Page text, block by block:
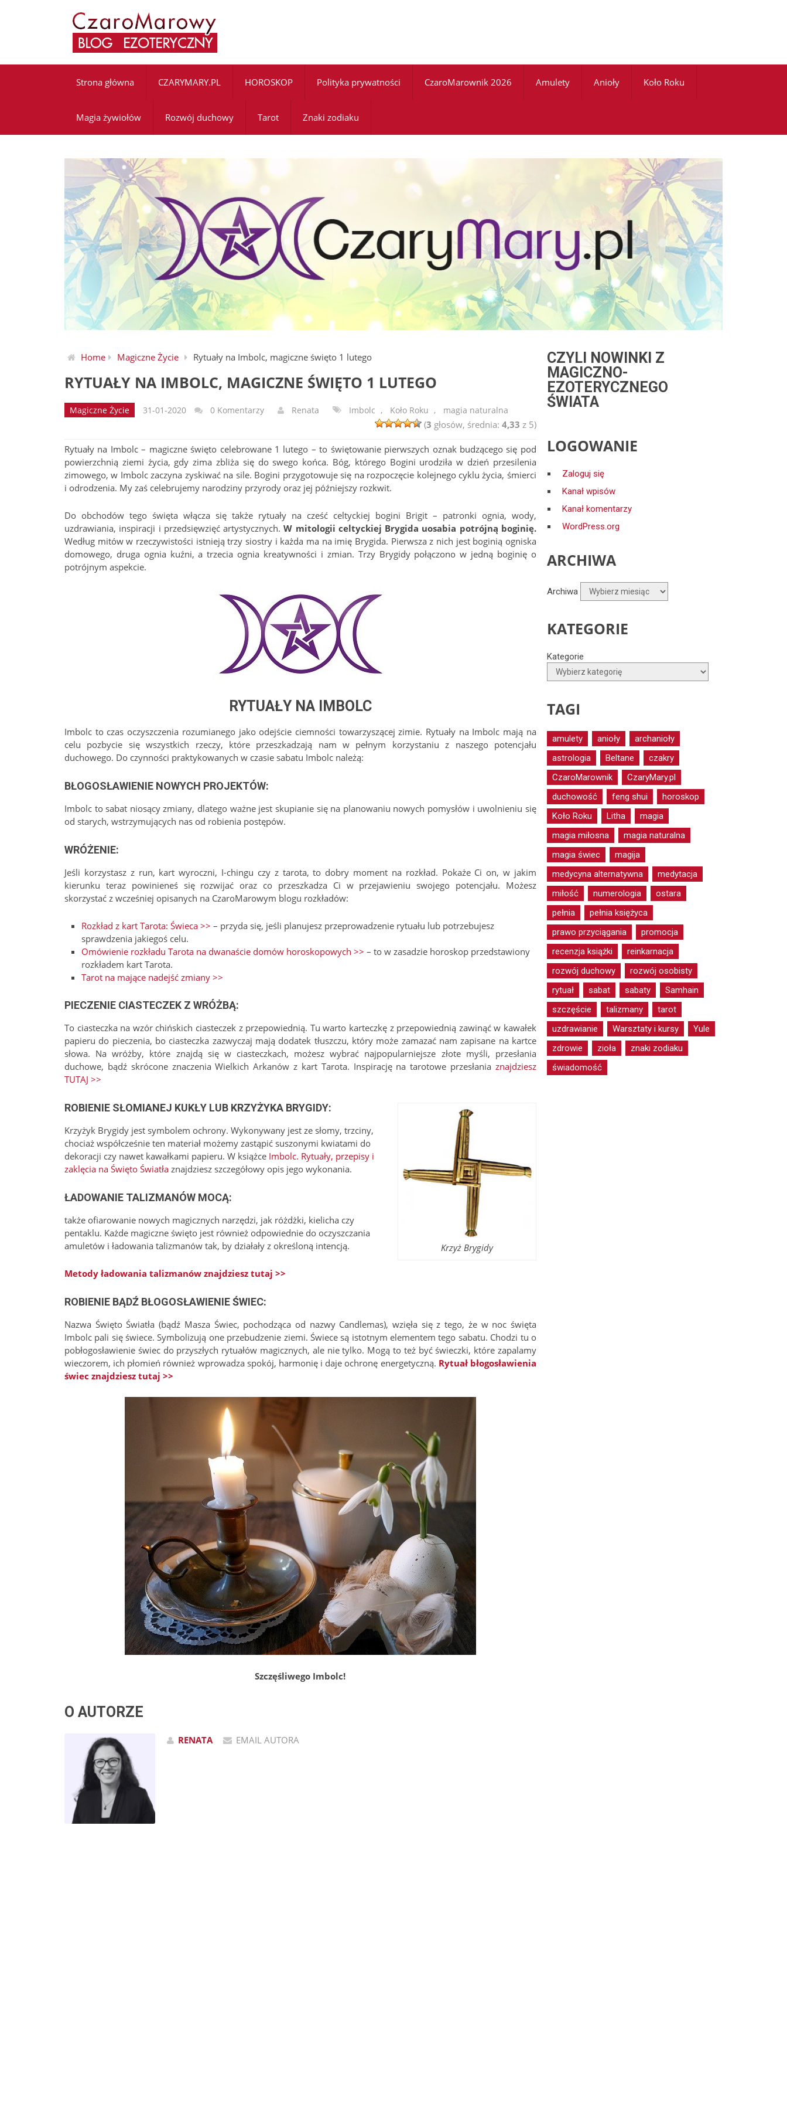
Strona główna CZARYMARY.PL HOROSKOP Polityka prywatności CzaroMarownik 2026 Amulety Anioły Koło Roku
Magia żywiołów Rozwój duchowy Tarot Znaki zodiaku
Home Magiczne Życie Rytuały na Imbolc, magiczne święto 1 lutego
RYTUAŁY NA IMBOLC, MAGICZNE ŚWIĘTO 1 LUTEGO
Magiczne Życie 31-01-2020 0 Komentarzy Renata Imbolc , Koło Roku , magia naturalna
(3 głosów, średnia: 4,33 z 5)
Rytuały na Imbolc – magiczne święto celebrowane 1 lutego – to świętowanie pierwszych oznak budzącego się pod
powierzchnią ziemi życia, gdy zima zbliża się do swego końca. Bóg, którego Bogini urodziła w dzień przesilenia
zimowego, w Imbolc zaczyna zyskiwać na sile. Bogini przygotowuje się na rozpoczęcie kolejnego cyklu życia, śmierci
i odrodzenia. My zaś celebrujemy narodziny przyrody oraz jej późniejszy rozkwit.
Do obchodów tego święta włącza się także rytuały na cześć celtyckiej bogini Brigit – patronki ognia, wody,
uzdrawiania, inspiracji i przedsięwzięć artystycznych.W mitologii celtyckiej Brygida uosabia potrójną boginię.
Według mitów w rzeczywistości istnieją trzy siostry i każda ma na imię Brygida. Pierwsza z nich jest boginią ogniska
domowego, druga ognia kuźni, a trzecia ognia kreatywności i zmian. Trzy Brygidy połączono w jedną boginię o
potrójnym aspekcie.
RYTUAŁY NA IMBOLC
Imbolc to czas oczyszczenia rozumianego jako odejście ciemności towarzyszącej zimie. Rytuały na Imbolc mają na
celu pozbycie się wszystkich rzeczy, które przeszkadzają nam w pełnym korzystaniu z naszego potencjału
duchowego. Do czynności praktykowanych w czasie sabatu Imbolc należą:
BŁOGOSŁAWIENIE NOWYCH PROJEKTÓW:
Imbolc to sabat niosący zmiany, dlatego ważne jest skupianie się na planowaniu nowych pomysłów i uwolnieniu się
od starych, wstrzymujących nas od robienia postępów.
WRÓŻENIE:
Jeśli korzystasz z run, kart wyroczni, I-chingu czy z tarota, to dobry moment na rozkład. Pokaże Ci on, w jakim
kierunku teraz powinieneś się rozwijać oraz co przeszkadza Ci w przejawieniu swojego potencjału. Możesz
skorzystać z wcześniej opisanych na CzaroMarowym blogu rozkładów:
Rozkład z kart Tarota: Świeca >> – przyda się, jeśli planujesz przeprowadzenie rytuału lub potrzebujesz
sprawdzenia jakiegoś celu.
Omówienie rozkładu Tarota na dwanaście domów horoskopowych >> – to w zasadzie horoskop przedstawiony
rozkładem kart Tarota.
Tarot na mające nadejść zmiany >>
PIECZENIE CIASTECZEK Z WRÓŻBĄ:
To ciasteczka na wzór chińskich ciasteczek z przepowiednią. Tu warto karteczkę z przepowiednią zawinąć w kawałek
papieru do pieczenia, bo ciasteczka zazwyczaj mają dodatek tłuszczu, który może zamazać nam zapisane na kartce
słowa. Na wróżby, które znajdą się w ciasteczkach, możesz wybrać najpopularniejsze złote myśli, przesłania
duchowe, bądź skrócone znaczenia Wielkich Arkanów z kart Tarota. Inspirację na tarotowe przesłania znajdziesz
TUTAJ >>
Krzyż Brygidy
ROBIENIE SŁOMIANEJ KUKŁY LUB KRZYŻYKA BRYGIDY:
Krzyżyk Brygidy jest symbolem ochrony. Wykonywany jest ze słomy, trzciny,
chociaż współcześnie ten materiał możemy zastąpić suszonymi kwiatami do
dekoracji czy nawet kawałkami papieru. W książce Imbolc. Rytuały, przepisy i
zaklęcia na Święto Światła znajdziesz szczegółowy opis jego wykonania.
ŁADOWANIE TALIZMANÓW MOCĄ:
także ofiarowanie nowych magicznych narzędzi, jak różdżki, kielicha czy
pentaklu. Każde magiczne święto jest również odpowiednie do oczyszczania
amuletów i ładowania talizmanów tak, by działały z określoną intencją.
Metody ładowania talizmanów znajdziesz tutaj >>
ROBIENIE BĄDŹ BŁOGOSŁAWIENIE ŚWIEC:
Nazwa Święto Światła (bądź Masza Świec, pochodząca od nazwy Candlemas), wzięła się z tego, że w noc święta
Imbolc pali się świece. Symbolizują one przebudzenie ziemi. Świece są istotnym elementem tego sabatu. Chodzi tu o
pobłogosławienie świec do przyszłych rytuałów magicznych, ale nie tylko. Mogą to też być świeczki, które zapalamy
wieczorem, ich płomień również wprowadza spokój, harmonię i daje ochronę energetyczną. Rytuał błogosławienia
świec znajdziesz tutaj >>
Szczęśliwego Imbolc!
O AUTORZE
RENATA EMAIL AUTORA
CZYLI NOWINKI Z
MAGICZNO-
EZOTERYCZNEGO
ŚWIATA
LOGOWANIE
Zaloguj się
Kanał wpisów
Kanał komentarzy
WordPress.org
ARCHIWA
Archiwa
KATEGORIE
Kategorie
TAGI
amulety anioły
archanioły
astrologia
Beltane
czakry
CzaroMarownik
CzaryMary.pl
duchowość
feng shui
horoskop
Koło Roku
Litha
magia
magia miłosna
magia naturalna
magia świec
magija
medycyna alternatywna
medytacja
miłość
numerologia
ostara
pełnia
pełnia księżyca
prawo przyciągania
promocja
recenzja książki
reinkarnacja
rozwój duchowy
rozwój osobisty
rytuał
sabat sabaty
Samhain
szczęście
talizmany
tarot
uzdrawianie
Warsztaty i kursy
Yule
zdrowie
zioła
znaki zodiaku
świadomość